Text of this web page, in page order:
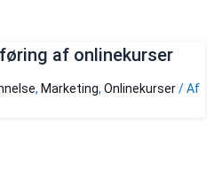
af onlinekurser
, Marketing, Onlinekurser/ Af